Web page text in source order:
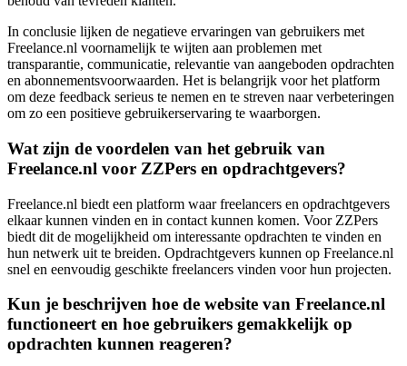
In conclusie lijken de negatieve ervaringen van gebruikers met
Freelance.nl voornamelijk te wijten aan problemen met
transparantie, communicatie, relevantie van aangeboden opdrachten
en abonnementsvoorwaarden. Het is belangrijk voor het platform
om deze feedback serieus te nemen en te streven naar verbeteringen
om zo een positieve gebruikerservaring te waarborgen.
Wat zijn de voordelen van het gebruik van
Freelance.nl voor ZZPers en opdrachtgevers?
Freelance.nl biedt een platform waar freelancers en opdrachtgevers
elkaar kunnen vinden en in contact kunnen komen. Voor ZZPers
biedt dit de mogelijkheid om interessante opdrachten te vinden en
hun netwerk uit te breiden. Opdrachtgevers kunnen op Freelance.nl
snel en eenvoudig geschikte freelancers vinden voor hun projecten.
Kun je beschrijven hoe de website van Freelance.nl
functioneert en hoe gebruikers gemakkelijk op
opdrachten kunnen reageren?